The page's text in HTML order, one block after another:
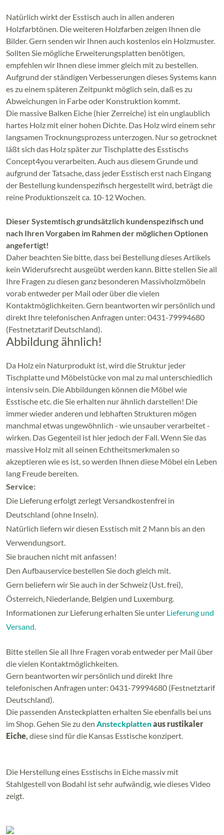
Natürlich wirkt der Esstisch auch in allen anderen
Holzfarbtönen. Die weiteren Holzfarben zeigen Ihnen die
Bilder. Gern senden wir Ihnen auch kostenlos ein Holzmuster.
Sollten Sie mögliche Erweiterungsplatten benötigen,
empfehlen wir Ihnen diese immer gleich mit zu bestellen.
Aufgrund der ständigen Verbesserungen dieses Systems kann
es zu einem späteren Zeitpunkt möglich sein, daß es zu
Abweichungen in Farbe oder Konstruktion kommt.
Die massive Balken Eiche (hier Zerreiche) ist ein unglaublich
hartes Holz mit einer hohen Dichte. Das Holz wird einem sehr
langsamen Trocknungsprozess unterzogen. Nur so getrocknet
läßt sich das Holz später zur Tischplatte des Esstischs
Concept4you verarbeiten. Auch aus diesem Grunde und
aufgrund der Tatsache, dass jeder Esstisch erst nach Eingang
der Bestellung kundenspezifisch hergestellt wird, beträgt die
reine Produktionszeit ca. 10-12 Wochen.
Dieser Systemtisch grundsätzlich kundenspezifisch und
nach Ihren Vorgaben im Rahmen der möglichen Optionen
angefertigt!
Daher beachten Sie bitte, dass bei Bestellung dieses Artikels
kein Widerufsrecht ausgeübt werden kann. Bitte stellen Sie all
Ihre Fragen zu diesen ganz besonderen Massivholzmöbeln
vorab entweder per Mail oder über die vielen
Kontaktmöglichkeiten. Gern beantworten wir persönlich und
direkt Ihre telefonischen Anfragen unter: 0431-79994680
(Festnetztarif Deutschland).
Abbildung ähnlich!
Da Holz ein Naturprodukt ist, wird die Struktur jeder
Tischplatte und Möbelstücke von mal zu mal unterschiedlich
intensiv sein. Die Abbildungen können die Möbel wie
Esstische etc. die Sie erhalten nur ähnlich darstellen! Die
immer wieder anderen und lebhaften Strukturen mögen
manchmal etwas ungewöhnlich - wie unsauber verarbeitet -
wirken. Das Gegenteil ist hier jedoch der Fall. Wenn Sie das
massive Holz mit all seinen Echtheitsmerkmalen so
akzeptieren wie es ist, so werden Ihnen diese Möbel ein Leben
lang Freude bereiten.
Service:
Die Lieferung erfolgt zerlegt Versandkostenfrei in
Deutschland (ohne Inseln).
Natürlich liefern wir diesen Esstisch mit 2 Mann bis an den
Verwendungsort.
Sie brauchen nicht mit anfassen!
Den Aufbauservice bestellen Sie doch gleich mit.
Gern beliefern wir Sie auch in der Schweiz (Ust. frei),
Österreich, Niederlande, Belgien und Luxemburg.
Informationen zur Lieferung erhalten Sie unter Lieferung und
Versand.
Bitte stellen Sie all Ihre Fragen vorab entweder per Mail über
die vielen Kontaktmöglichkeiten.
Gern beantworten wir persönlich und direkt Ihre
telefonischen Anfragen unter: 0431-79994680 (Festnetztarif
Deutschland).
Die passenden Ansteckplatten erhalten Sie ebenfalls bei uns
im Shop. Gehen Sie zu den Ansteckplattenaus rustikaler
Eiche, diese sind für die Kansas Esstische konzipert.
Die Herstellung eines Esstischs in Eiche massiv mit
Stahlgestell von Bodahl ist sehr aufwändig, wie dieses Video
zeigt.